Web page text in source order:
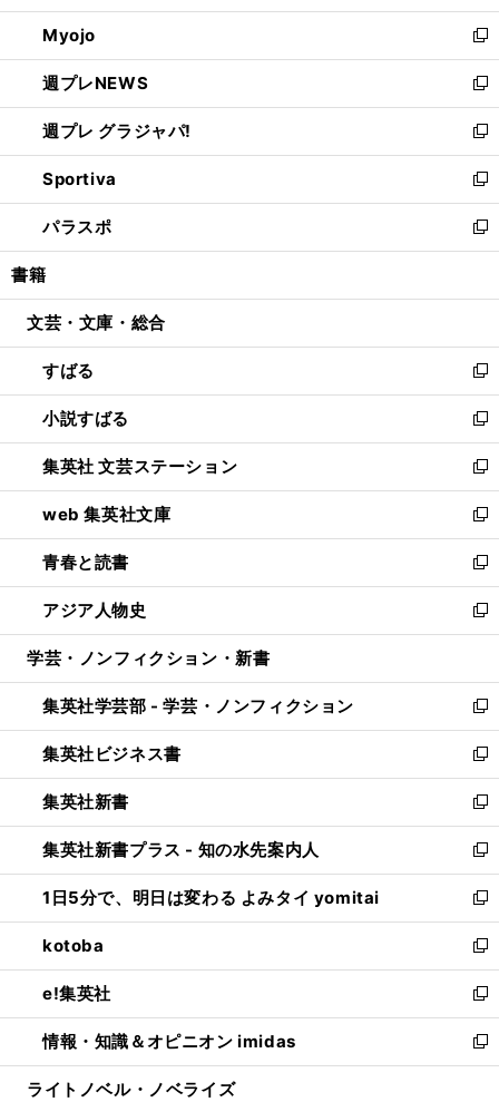
開
く
ウ
で
開
く
ン
ド
ウ
で
開
く
ウ
ィ
ン
ド
ウ
で
開
く
Myojo
新
し
い
ウ
ィ
ン
ド
ウ
で
開
週プレNEWS
新
し
い
ウ
ィ
ン
ド
ウ
開
週プレ グラジャパ!
新
し
い
ウ
ィ
ン
ウ
開
く
Sportiva
新
し
い
ウ
ン
ウ
で
開
く
パラスポ
新
し
ウ
ン
ド
ウ
で
開
く
書籍
文芸・文庫・総合
すばる
新
し
い
ウ
ィ
ン
ド
ウ
で
開
く
小説すばる
新
し
い
ウ
ィ
ン
ド
ウ
で
開
集英社 文芸ステーション
新
し
い
ウ
ィ
ン
ド
ウ
開
く
web 集英社文庫
新
し
い
ウ
ィ
ン
ウ
で
開
く
青春と読書
新
し
い
ウ
ン
ド
ウ
で
開
く
アジア人物史
新
し
ウ
ィ
ン
ド
ウ
で
開
く
学芸・ノンフィクション・新書
集英社学芸部 - 学芸・ノンフィクション
新
し
い
ウ
ィ
ン
ド
ウ
で
開
く
集英社ビジネス書
新
し
い
ウ
ィ
ン
ド
ウ
で
開
く
集英社新書
新
し
い
ウ
ィ
ン
ド
ウ
で
開
く
集英社新書プラス - 知の水先案内人
新
し
い
ウ
ィ
ン
ド
ウ
で
開
1日5分で、明日は変わる よみタイ yomitai
新
し
い
ウ
ィ
ン
ド
ウ
kotoba
新
し
い
ウ
ィ
ン
e!集英社
新
し
い
ウ
情報・知識＆オピニオン imidas
新
し
ライトノベル・ノベライズ